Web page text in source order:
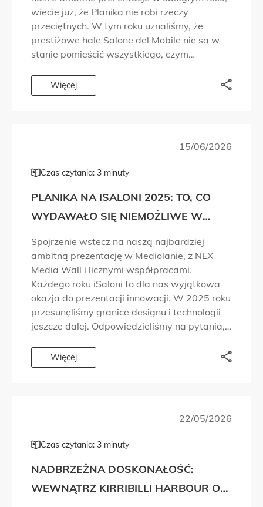
wiecie już, że Planika nie robi rzeczy
przeciętnych. W tym roku uznaliśmy, że
prestiżowe hale Salone del Mobile nie są w
stanie pomieścić wszystkiego, czym
poza targowe przestrzenie, do tętniących
życiem dzielnic designu, i […]
Więcej
15/06/2026
Czas czytania: 3 minuty
PLANIKA NA ISALONI 2025: TO, CO
WYDAWAŁO SIĘ NIEMOŻLIWE W
STAŁO SIĘ RZECZYWISTOŚCIĄ!
Spojrzenie wstecz na naszą najbardziej
ambitną prezentację w Mediolanie, z NEX
Media Wall i licznymi współpracami.
Każdego roku iSaloni to dla nas wyjątkowa
okazja do prezentacji innowacji. W 2025 roku
przesunęliśmy granice designu i technologii
jeszcze dalej. Odpowiedzieliśmy na pytania,
abyście mogli doświadczyć marki Planika z
różnych perspektyw. Dlatego […]
Więcej
22/05/2026
Czas czytania: 3 minuty
NADBRZEŻNA DOSKONAŁOŚĆ:
WEWNĄTRZ KIRRIBILLI HARBOUR OD